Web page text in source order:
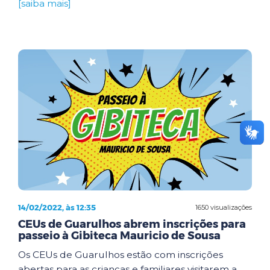
[saiba mais]
1650 visualizações
14/02/2022, às 12:35
CEUs de Guarulhos abrem inscrições para
passeio à Gibiteca Mauricio de Sousa
Os CEUs de Guarulhos estão com inscrições